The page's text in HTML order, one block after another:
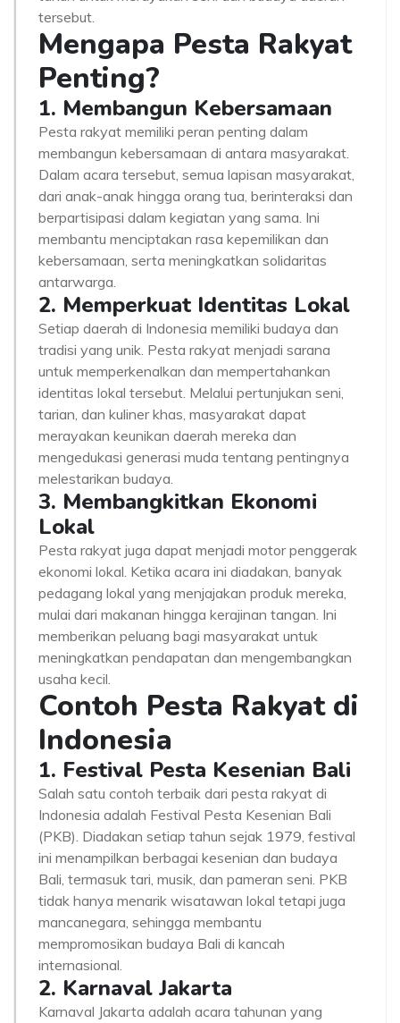
tersebut.
Mengapa Pesta Rakyat
Penting?
1. Membangun Kebersamaan
Pesta rakyat memiliki peran penting dalam
membangun kebersamaan di antara masyarakat.
Dalam acara tersebut, semua lapisan masyarakat,
dari anak-anak hingga orang tua, berinteraksi dan
berpartisipasi dalam kegiatan yang sama. Ini
membantu menciptakan rasa kepemilikan dan
kebersamaan, serta meningkatkan solidaritas
antarwarga.
2. Memperkuat Identitas Lokal
Setiap daerah di Indonesia memiliki budaya dan
tradisi yang unik. Pesta rakyat menjadi sarana
untuk memperkenalkan dan mempertahankan
identitas lokal tersebut. Melalui pertunjukan seni,
tarian, dan kuliner khas, masyarakat dapat
merayakan keunikan daerah mereka dan
mengedukasi generasi muda tentang pentingnya
melestarikan budaya.
3. Membangkitkan Ekonomi
Lokal
Pesta rakyat juga dapat menjadi motor penggerak
ekonomi lokal. Ketika acara ini diadakan, banyak
pedagang lokal yang menjajakan produk mereka,
mulai dari makanan hingga kerajinan tangan. Ini
memberikan peluang bagi masyarakat untuk
meningkatkan pendapatan dan mengembangkan
usaha kecil.
Contoh Pesta Rakyat di
Indonesia
1. Festival Pesta Kesenian Bali
Salah satu contoh terbaik dari pesta rakyat di
Indonesia adalah Festival Pesta Kesenian Bali
(PKB). Diadakan setiap tahun sejak 1979, festival
ini menampilkan berbagai kesenian dan budaya
Bali, termasuk tari, musik, dan pameran seni. PKB
tidak hanya menarik wisatawan lokal tetapi juga
mancanegara, sehingga membantu
mempromosikan budaya Bali di kancah
internasional.
2. Karnaval Jakarta
Karnaval Jakarta adalah acara tahunan yang